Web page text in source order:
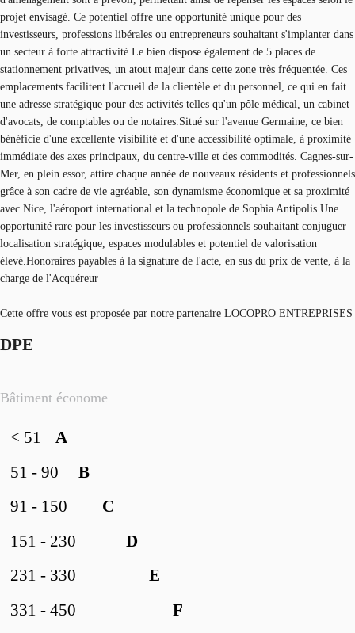
projet envisagé. Ce potentiel offre une opportunité unique pour des
investisseurs, professions libérales ou entrepreneurs souhaitant s'implanter dans
un secteur à forte attractivité.Le bien dispose également de 5 places de
stationnement privatives, un atout majeur dans cette zone très fréquentée. Ces
emplacements facilitent l'accueil de la clientèle et du personnel, ce qui en fait
une adresse stratégique pour des activités telles qu'un pôle médical, un cabinet
d'avocats, de comptables ou de notaires.Situé sur l'avenue Germaine, ce bien
bénéficie d'une excellente visibilité et d'une accessibilité optimale, à proximité
immédiate des axes principaux, du centre-ville et des commodités. Cagnes-sur-
Mer, en plein essor, attire chaque année de nouveaux résidents et professionnels
grâce à son cadre de vie agréable, son dynamisme économique et sa proximité
avec Nice, l'aéroport international et la technopole de Sophia Antipolis.Une
opportunité rare pour les investisseurs ou professionnels souhaitant conjuguer
localisation stratégique, espaces modulables et potentiel de valorisation
élevé.Honoraires payables à la signature de l'acte, en sus du prix de vente, à la
charge de l'Acquéreur
Cette offre vous est proposée par notre partenaire LOCOPRO ENTREPRISES
DPE
Bâtiment économe
A
< 51
B
51 - 90
C
91 - 150
D
151 - 230
E
231 - 330
F
331 - 450